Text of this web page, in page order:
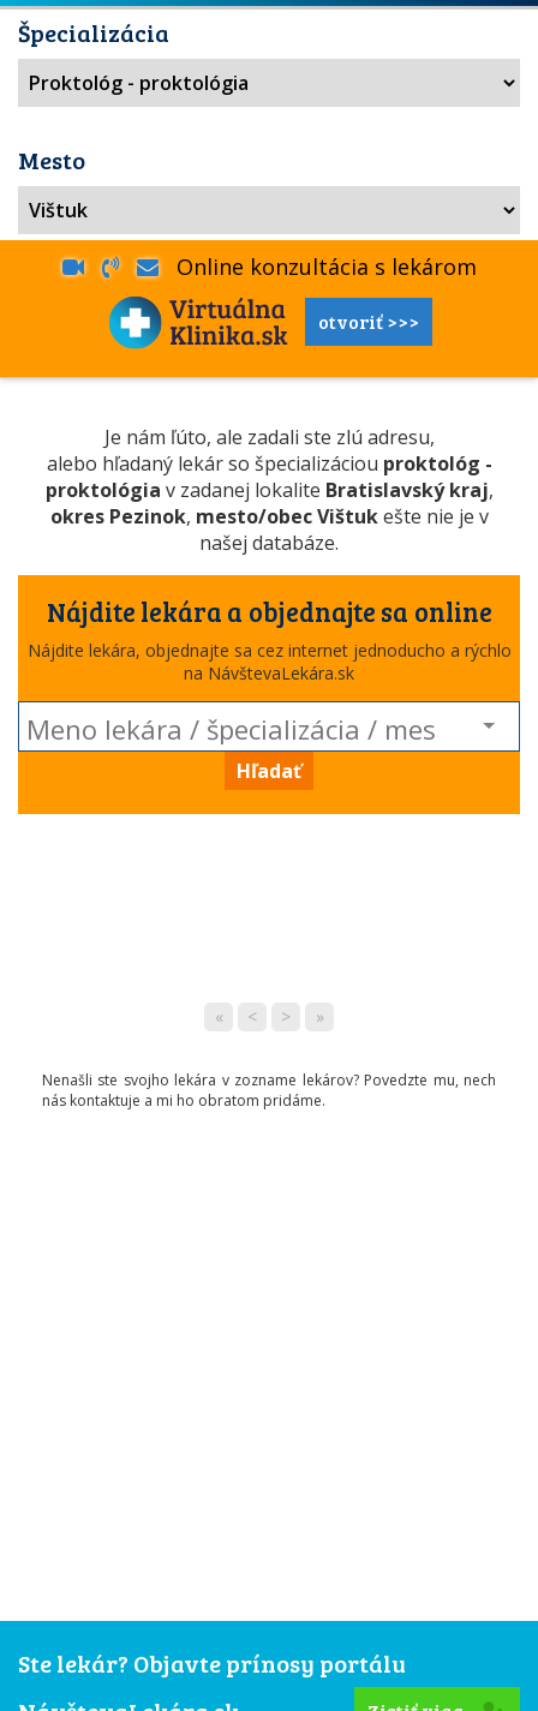
Špecializácia
Mesto
Online konzultácia s lekárom
otvoriť >>>
Je nám ľúto, ale zadali ste zlú adresu,
alebo hľadaný lekár so špecializáciou proktológ -
proktológia v zadanej lokalite Bratislavský kraj,
okres Pezinok, mesto/obec Vištukešte nie je v
našej databáze.
Nájdite lekára a objednajte sa online
Nájdite lekára, objednajte sa cez internet jednoducho a rýchlo
na NávštevaLekára.sk
Hľadať
« < > »
Nenašli ste svojho lekára v zozname lekárov? Povedzte mu, nech
nás kontaktuje a mi ho obratom pridáme.
Ste lekár? Objavte prínosy portálu